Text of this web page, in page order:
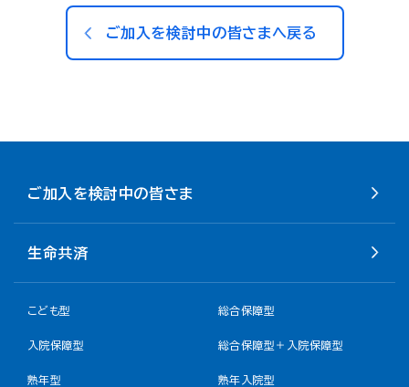
ご加入を検討中の皆さまへ戻る
ご加入を検討中の皆さま
生命共済
こども型 総合保障型
入院保障型 総合保障型＋入院保障型
熟年型 熟年入院型